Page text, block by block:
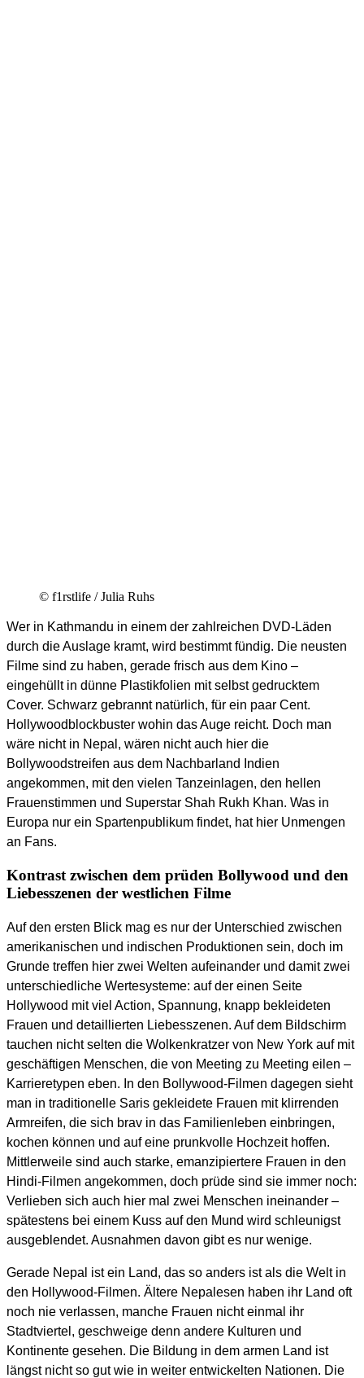
© f1rstlife / Julia Ruhs
Wer in Kathmandu in einem der zahlreichen DVD-Läden
durch die Auslage kramt, wird bestimmt fündig. Die neusten
Filme sind zu haben, gerade frisch aus dem Kino –
eingehüllt in dünne Plastikfolien mit selbst gedrucktem
Cover. Schwarz gebrannt natürlich, für ein paar Cent.
Hollywoodblockbuster wohin das Auge reicht. Doch man
wäre nicht in Nepal, wären nicht auch hier die
Bollywoodstreifen aus dem Nachbarland Indien
angekommen, mit den vielen Tanzeinlagen, den hellen
Frauenstimmen und Superstar Shah Rukh Khan. Was in
Europa nur ein Spartenpublikum findet, hat hier Unmengen
an Fans.
Kontrast zwischen dem prüden Bollywood und den
Liebesszenen der westlichen Filme
Auf den ersten Blick mag es nur der Unterschied zwischen
amerikanischen und indischen Produktionen sein, doch im
Grunde treffen hier zwei Welten aufeinander und damit zwei
unterschiedliche Wertesysteme: auf der einen Seite
Hollywood mit viel Action, Spannung, knapp bekleideten
Frauen und detaillierten Liebesszenen. Auf dem Bildschirm
tauchen nicht selten die Wolkenkratzer von New York auf mit
geschäftigen Menschen, die von Meeting zu Meeting eilen –
Karrieretypen eben. In den Bollywood-Filmen dagegen sieht
man in traditionelle Saris gekleidete Frauen mit klirrenden
Armreifen, die sich brav in das Familienleben einbringen,
kochen können und auf eine prunkvolle Hochzeit hoffen.
Mittlerweile sind auch starke, emanzipiertere Frauen in den
Hindi-Filmen angekommen, doch prüde sind sie immer noch:
Verlieben sich auch hier mal zwei Menschen ineinander –
spätestens bei einem Kuss auf den Mund wird schleunigst
ausgeblendet. Ausnahmen davon gibt es nur wenige.
Gerade Nepal ist ein Land, das so anders ist als die Welt in
den Hollywood-Filmen. Ältere Nepalesen haben ihr Land oft
noch nie verlassen, manche Frauen nicht einmal ihr
Stadtviertel, geschweige denn andere Kulturen und
Kontinente gesehen. Die Bildung in dem armen Land ist
längst nicht so gut wie in weiter entwickelten Nationen. Die